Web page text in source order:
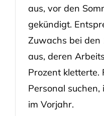
aus, vor den
gekündigt.
Zuwachs bei
aus, deren
Prozent kletterte.
Personal
im Vorjahr.